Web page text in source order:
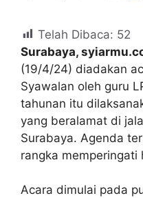
Telah Dibaca: 52
Surabaya,
(19/4/24) diadakan
Syawalan oleh guru
tahunan itu
yang beralamat di
Surabaya. Agenda
rangka memperingati
Acara dimulai pada